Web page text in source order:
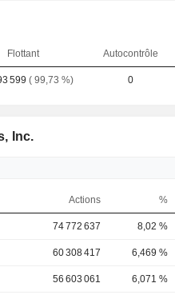
Flottant Autocontrôle
599 ( 99,73 %) 0
Inc.
Actions %
74 772 637 8,02 %
60 308 417 6,469 %
56 603 061 6,071 %